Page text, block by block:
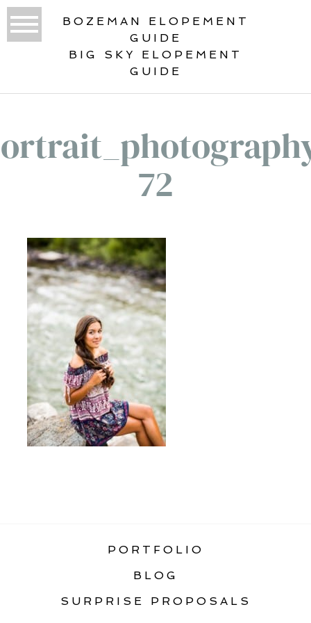
BOZEMAN ELOPEMENT
GUIDE
BIG SKY ELOPEMENT
GUIDE
72
PORTFOLIO
BLOG
SURPRISE PROPOSALS